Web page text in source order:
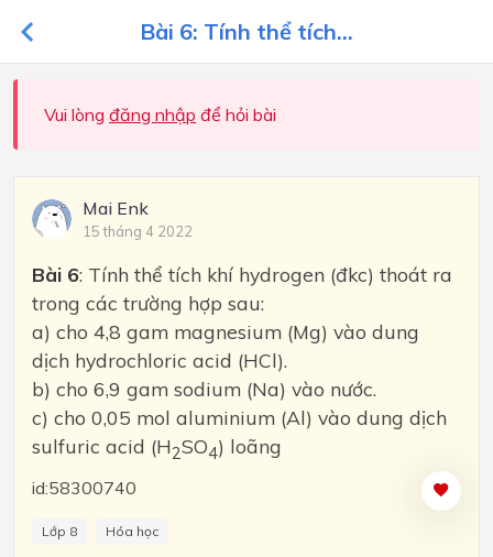
Bài 6: Tính thể tích...
Vui lòng đăng nhập để hỏi bài
Mai Enk
15 tháng 4 2022
Bài 6: Tính thể tích khí hydrogen (đkc) thoát ra
trong các trường hợp sau:
a) cho 4,8 gam magnesium (Mg) vào dung
dịch hydrochloric acid (HCl).
b) cho 6,9 gam sodium (Na) vào nước.
c) cho 0,05 mol aluminium (Al) vào dung dịch
sulfuric acid (H2SO4) loãng
id:58300740
Lớp 8 Hóa học